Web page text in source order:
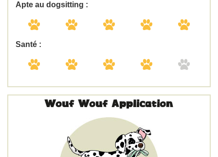
Apte au dogsitting :
Santé :
Wouf Wouf Application